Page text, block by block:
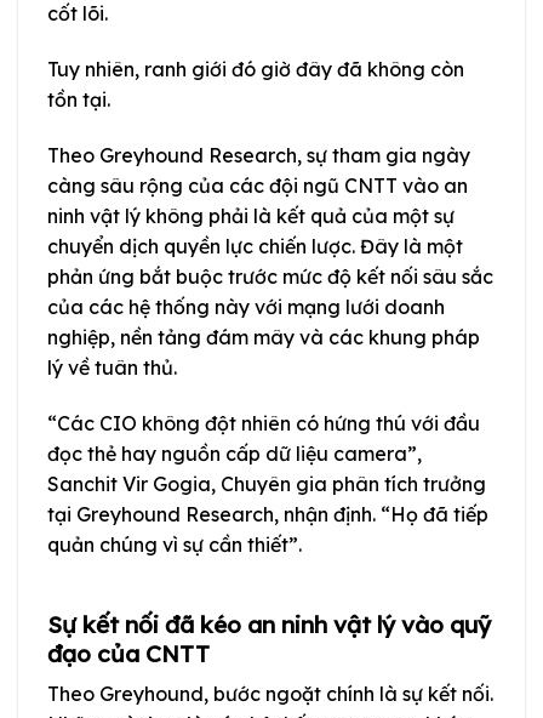
cốt lõi.
Tuy nhiên, ranh giới đó giờ đây đã không còn
tồn tại.
Theo Greyhound Research, sự tham gia ngày
càng sâu rộng của các đội ngũ CNTT vào an
ninh vật lý không phải là kết quả của một sự
chuyển dịch quyền lực chiến lược. Đây là một
phản ứng bắt buộc trước mức độ kết nối sâu sắc
của các hệ thống này với mạng lưới doanh
nghiệp, nền tảng đám mây và các khung pháp
lý về tuân thủ.
“Các CIO không đột nhiên có hứng thú với đầu
đọc thẻ hay nguồn cấp dữ liệu camera”,
Sanchit Vir Gogia, Chuyên gia phân tích trưởng
tại Greyhound Research, nhận định. “Họ đã tiếp
quản chúng vì sự cần thiết”.
Sự kết nối đã kéo an ninh vật lý vào quỹ
đạo của CNTT
Theo Greyhound, bước ngoặt chính là sự kết nối.